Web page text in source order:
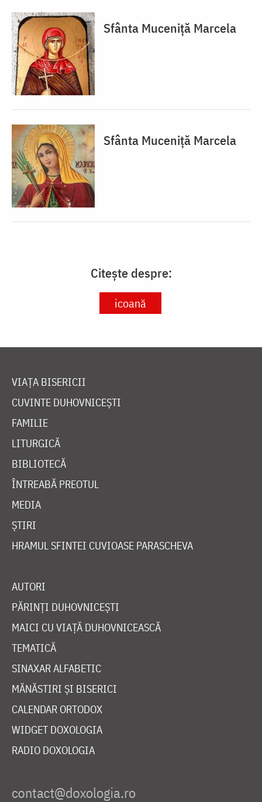
Sfânta Muceniță Marcela
Sfânta Muceniță Marcela
Citește despre:
icoană
VIAȚA BISERICII
CUVINTE DUHOVNICEȘTI
FAMILIE
LITURGICĂ
BIBLIOTECĂ
ÎNTREABĂ PREOTUL
MEDIA
ȘTIRI
HRAMUL SFINTEI CUVIOASE PARASCHEVA
AUTORI
PĂRINȚI DUHOVNICEȘTI
MAICI CU VIAȚĂ DUHOVNICEASCĂ
TEMATICĂ
SINAXAR ALFABETIC
MĂNĂSTIRI ȘI BISERICI
CALENDAR ORTODOX
WIDGET DOXOLOGIA
RADIO DOXOLOGIA